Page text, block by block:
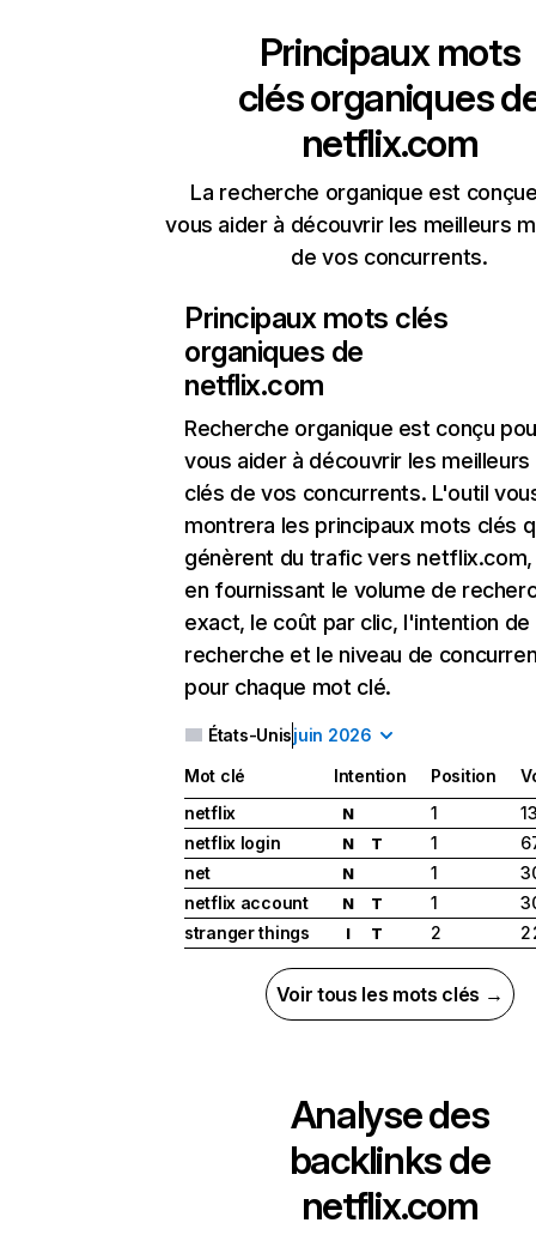
Principaux mots
clés organiques
netflix.com
La recherche organique est
vous aider à découvrir les meilleurs
de vos concurrents.
Principaux mots clés
organiques de
netflix.com
Recherche organique est conçu
vous aider à découvrir les
clés de vos concurrents. L'outil
montrera les principaux mots clés
génèrent du trafic vers
en fournissant le volume de
exact, le coût par clic, l'intention de
recherche et le niveau de
pour chaque mot clé.
États-Unisjuin 2026
Mot clé Intention Position
netflix
N 1
netflix login
N T 1
net
N 1
netflix account
N T 1
stranger things
I T 2 2
Voir tous les mots clés →
Analyse des
backlinks de
netflix.com